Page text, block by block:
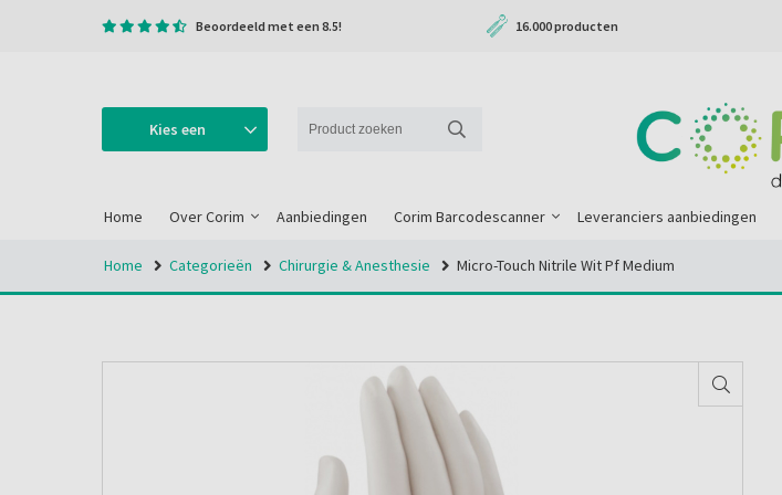
Beoordeeld met een 8.5! 16.000 producten
Kies een
Home Over Corim Aanbiedingen Corim Barcodescanner Leveranciers aanbiedingen
Home Categorieën Chirurgie & Anesthesie Micro-Touch Nitrile Wit Pf Medium